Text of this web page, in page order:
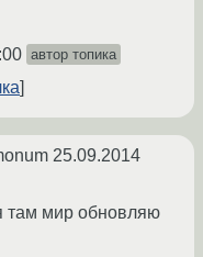
автор топика
25.09.2014
там мир обновляю